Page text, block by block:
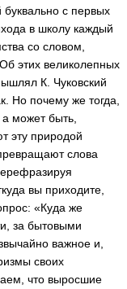
буквально с первых
в школу каждый
со словом,
этих великолепных
К. Чуковский
Но почему же тогда,
а может быть,
эту природой
слова
вы приходите,
«Куда же
за бытовыми
важное и,
своих
что выросшие